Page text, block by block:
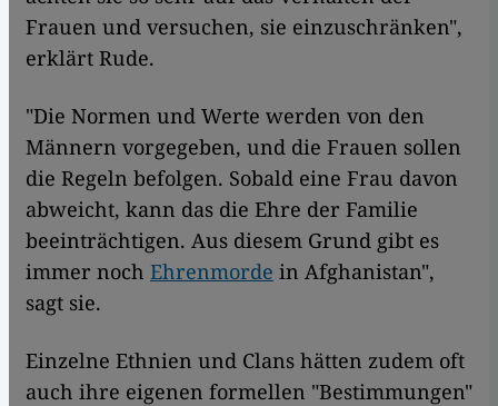
Frauen und versuchen, sie einzuschränken",
erklärt Rude.
"Die Normen und Werte werden von den
Männern vorgegeben, und die Frauen sollen
die Regeln befolgen. Sobald eine Frau davon
abweicht, kann das die Ehre der Familie
beeinträchtigen. Aus diesem Grund gibt es
immer noch Ehrenmorde in Afghanistan",
sagt sie.
Einzelne Ethnien und Clans hätten zudem oft
auch ihre eigenen formellen "Bestimmungen"